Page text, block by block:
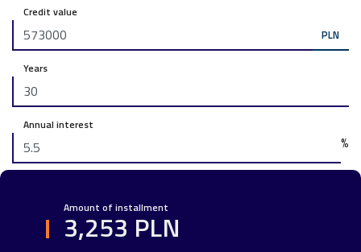
Credit value
PLN
Years
Annual interest
%
Amount of installment
3,253 PLN